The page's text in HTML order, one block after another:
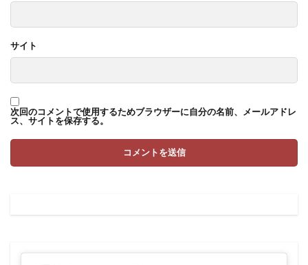
サイト
次回のコメントで使用するためブラウザーに自分の名前、メールアドレ
ス、サイトを保存する。